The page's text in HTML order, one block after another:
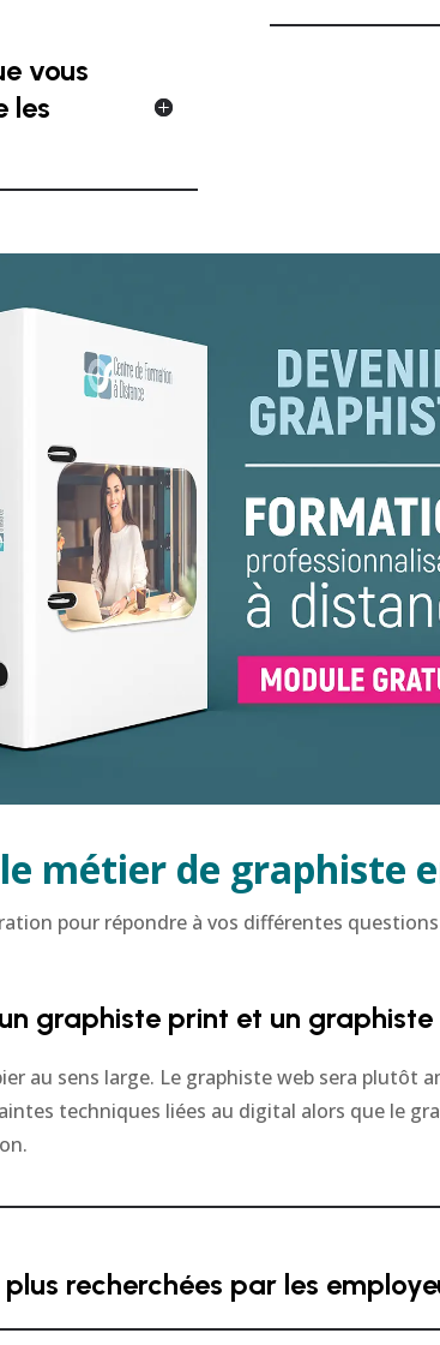
vous
les
le métier de graphiste
pour répondre à vos différentes
graphiste print et un graphiste
au sens large. Le graphiste web sera plutôt
techniques liées au digital alors que le
recherchées par les